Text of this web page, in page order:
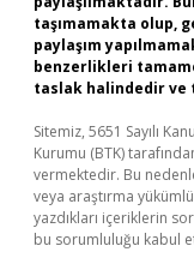
taşımamakta olup,
paylaşım
benzerlikleri
taslak halindedir ve
Sitemiz, 5651 Sayılı
Kurumu (BTK)
vermektedir. Bu
veya araştırma
yazdıkları içeriklerin
bu sorumluluğu kabul